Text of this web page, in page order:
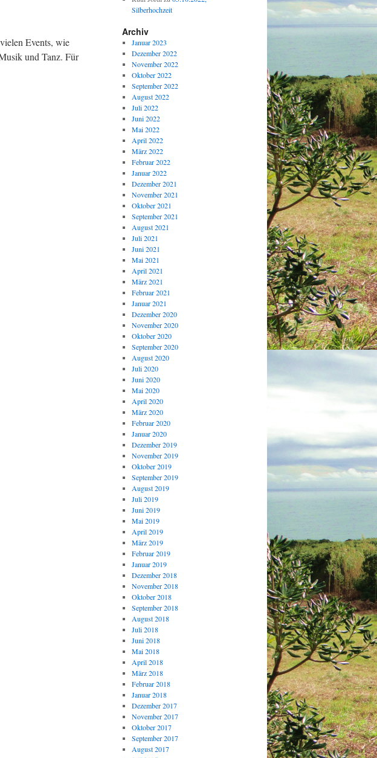
Events, wie
und Tanz. Für
Silberhochzeit
Archiv
Januar 2023
Dezember 2022
November 2022
Oktober 2022
September 2022
August 2022
Juli 2022
Juni 2022
Mai 2022
April 2022
März 2022
Februar 2022
Januar 2022
Dezember 2021
November 2021
Oktober 2021
September 2021
August 2021
Juli 2021
Juni 2021
Mai 2021
April 2021
März 2021
Februar 2021
Januar 2021
Dezember 2020
November 2020
Oktober 2020
September 2020
August 2020
Juli 2020
Juni 2020
Mai 2020
April 2020
März 2020
Februar 2020
Januar 2020
Dezember 2019
November 2019
Oktober 2019
September 2019
August 2019
Juli 2019
Juni 2019
Mai 2019
April 2019
März 2019
Februar 2019
Januar 2019
Dezember 2018
November 2018
Oktober 2018
September 2018
August 2018
Juli 2018
Juni 2018
Mai 2018
April 2018
März 2018
Februar 2018
Januar 2018
Dezember 2017
November 2017
Oktober 2017
September 2017
August 2017